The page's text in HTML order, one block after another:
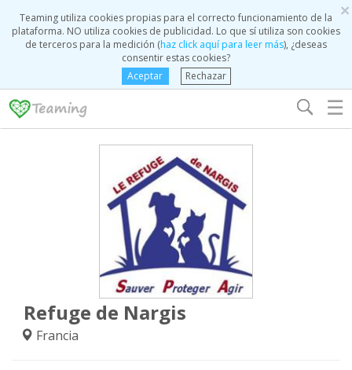
×
Teaming utiliza cookies propias para el correcto funcionamiento de la
plataforma. NO utiliza cookies de publicidad. Lo que sí utiliza son cookies
de terceros para la medición (haz click aquí para leer más), ¿deseas
consentir estas cookies?
Aceptar
Rechazar
☰
Refuge de Nargis
Francia